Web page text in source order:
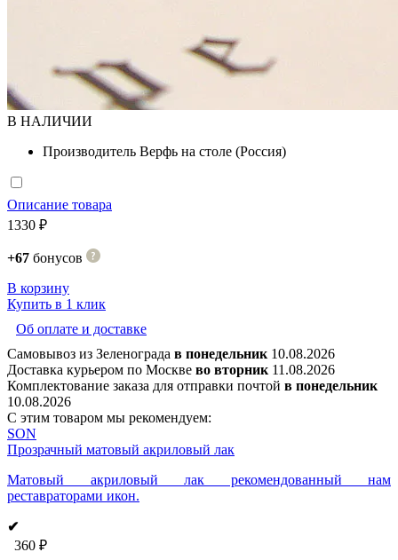
В НАЛИЧИИ
Производитель Верфь на столе (Россия)
Описание товара
1330 ₽
+67 бонусов
В корзину
Купить в 1 клик
Об оплате и доставке
Самовывоз из Зеленограда в понедельник 10.08.2026
Доставка курьером по Москве во вторник 11.08.2026
Комплектование заказа для отправки почтой в понедельник
10.08.2026
С этим товаром мы рекомендуем:
SON
Прозрачный матовый акриловый лак
Матовый акриловый лак рекомендованный нам
реставраторами икон.
✔
360 ₽